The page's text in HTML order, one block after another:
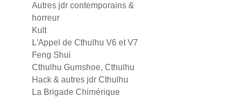
Autres jdr contemporains &
horreur
Kult
L'Appel de Cthulhu V6 et V7
Feng Shui
Cthulhu Gumshoe, Cthulhu
Hack & autres jdr Cthulhu
La Brigade Chimérique